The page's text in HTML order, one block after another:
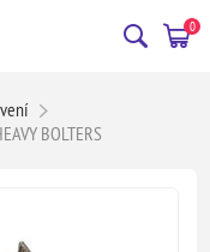
0
BOLTERS